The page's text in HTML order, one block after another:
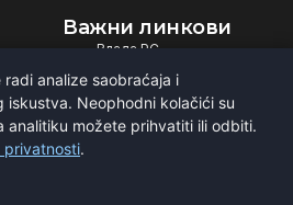
Важни линкови
Влада РС
Министарство ИТ
РЕМ
Рател
analize saobraćaja i
iskustva. Neophodni kolačići su
analitiku možete prihvatiti ili odbiti.
privatnosti.